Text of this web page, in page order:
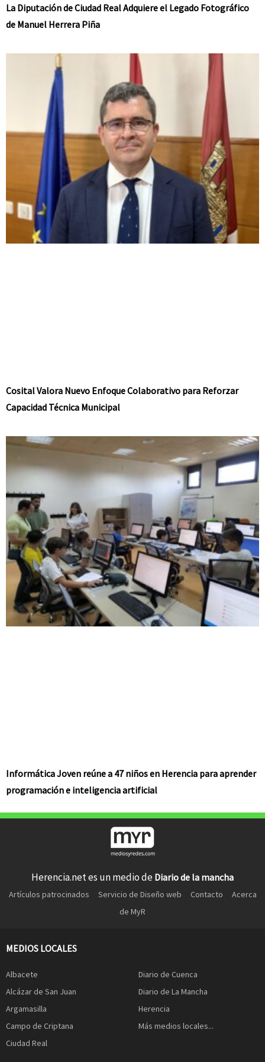
La Diputación de Ciudad Real Adquiere el Legado Fotográfico
de Manuel Herrera Piña
Cosital Valora Nuevo Enfoque Colaborativo para Reforzar
Capacidad Técnica Municipal
Informática Joven reúne a 47 niños en Herencia para aprender
programación e inteligencia artificial
Herencia.net es un medio de Diario de la mancha
Artículos patrocinados Servicio de Diseño web Contacto
Acerca
de MyR
MEDIOS LOCALES
Albacete
Alcázar de San Juan
Argamasilla
Campo de Criptana
Ciudad Real
Diario de Cuenca
Diario de La Mancha
Herencia
Más medios locales...